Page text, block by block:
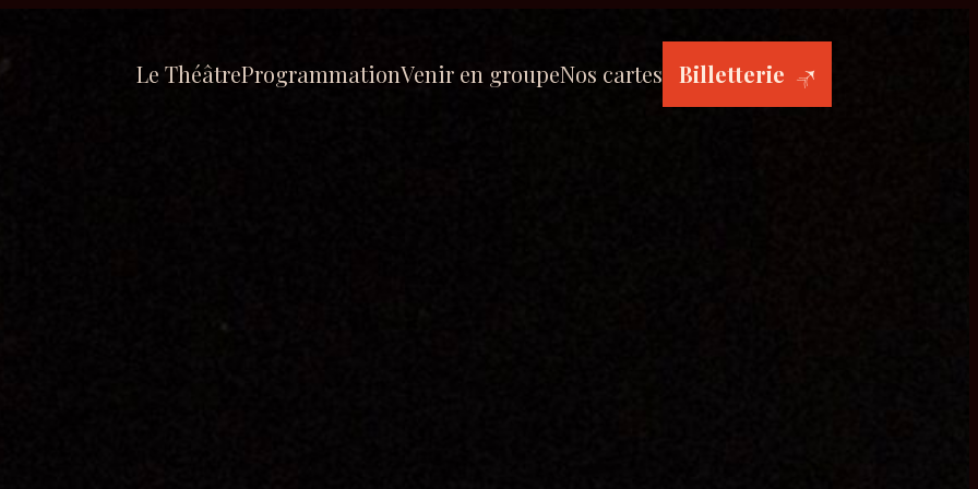
Le ThéâtreProgrammationVenir en groupeNos cartes Billetterie